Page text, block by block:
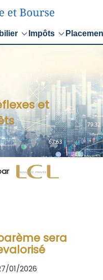
Impôts
et
sera
01/2026